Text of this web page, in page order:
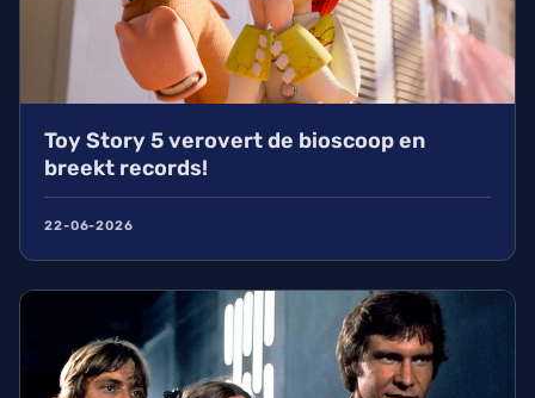
Toy Story 5 verovert de bioscoop en
breekt records!
22-06-2026